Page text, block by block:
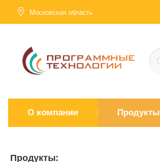
Московская область
О компании Продукты
Продукты: